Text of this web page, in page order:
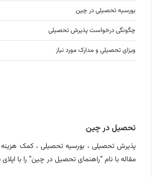
بورسیه تحصیلی در چین
چگونگی درخواست پذیرش تحصیلی
ویزای تحصیلی و مدارک مورد نیاز
تحصیل در چین
پذیرش تحصیلی ، بورسیه تحصیلی ، کمک
مقاله با نام “راهنمای تحصیل در چین” را با اپلای